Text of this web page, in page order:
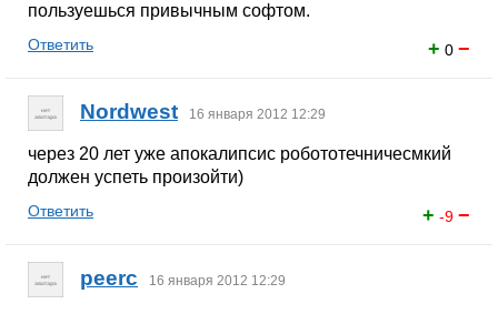
пользуешься привычным софтом.
+ 0 −
Ответить
Nordwest 16 января 2012 12:29
через 20 лет уже апокалипсис робототечничесмкий
должен успеть произойти)
+ -9 −
Ответить
peerc 16 января 2012 12:29